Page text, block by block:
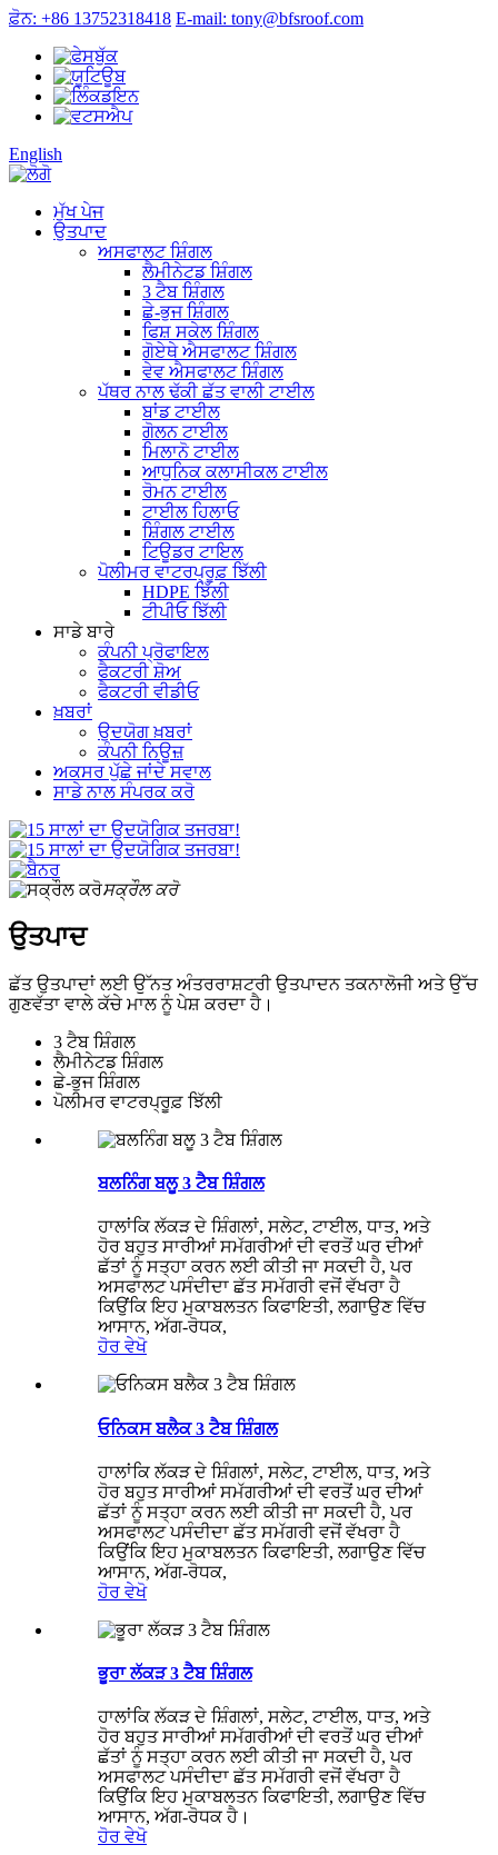
ਫ਼ੋਨ: +86 13752318418 E-mail: tony@bfsroof.com
English
ਮੁੱਖ ਪੇਜ
ਉਤਪਾਦ
ਅਸਫਾਲਟ ਸ਼ਿੰਗਲ
ਲੈਮੀਨੇਟਡ ਸ਼ਿੰਗਲ
3 ਟੈਬ ਸ਼ਿੰਗਲ
ਛੇ-ਭੁਜ ਸ਼ਿੰਗਲ
ਫਿਸ਼ ਸਕੇਲ ਸ਼ਿੰਗਲ
ਗੋਏਥੇ ਐਸਫਾਲਟ ਸ਼ਿੰਗਲ
ਵੇਵ ਐਸਫਾਲਟ ਸ਼ਿੰਗਲ
ਪੱਥਰ ਨਾਲ ਢੱਕੀ ਛੱਤ ਵਾਲੀ ਟਾਈਲ
ਬਾਂਡ ਟਾਈਲ
ਗੋਲਨ ਟਾਈਲ
ਮਿਲਾਨੋ ਟਾਈਲ
ਆਧੁਨਿਕ ਕਲਾਸੀਕਲ ਟਾਈਲ
ਰੋਮਨ ਟਾਈਲ
ਟਾਈਲ ਹਿਲਾਓ
ਸ਼ਿੰਗਲ ਟਾਈਲ
ਟਿਊਡਰ ਟਾਇਲ
ਪੋਲੀਮਰ ਵਾਟਰਪ੍ਰੂਫ਼ ਝਿੱਲੀ
HDPE ਝਿੱਲੀ
ਟੀਪੀਓ ਝਿੱਲੀ
ਸਾਡੇ ਬਾਰੇ
ਕੰਪਨੀ ਪ੍ਰੋਫਾਇਲ
ਫੈਕਟਰੀ ਸ਼ੋਅ
ਫੈਕਟਰੀ ਵੀਡੀਓ
ਖ਼ਬਰਾਂ
ਉਦਯੋਗ ਖ਼ਬਰਾਂ
ਕੰਪਨੀ ਨਿਊਜ਼
ਅਕਸਰ ਪੁੱਛੇ ਜਾਂਦੇ ਸਵਾਲ
ਸਾਡੇ ਨਾਲ ਸੰਪਰਕ ਕਰੋ
ਸਕ੍ਰੌਲ ਕਰੋ
ਉਤਪਾਦ
ਛੱਤ ਉਤਪਾਦਾਂ ਲਈ ਉੱਨਤ ਅੰਤਰਰਾਸ਼ਟਰੀ ਉਤਪਾਦਨ ਤਕਨਾਲੋਜੀ ਅਤੇ ਉੱਚ
ਗੁਣਵੱਤਾ ਵਾਲੇ ਕੱਚੇ ਮਾਲ ਨੂੰ ਪੇਸ਼ ਕਰਦਾ ਹੈ।
3 ਟੈਬ ਸ਼ਿੰਗਲ
ਲੈਮੀਨੇਟਡ ਸ਼ਿੰਗਲ
ਛੇ-ਭੁਜ ਸ਼ਿੰਗਲ
ਪੋਲੀਮਰ ਵਾਟਰਪ੍ਰੂਫ਼ ਝਿੱਲੀ
ਬਲਨਿੰਗ ਬਲੂ 3 ਟੈਬ ਸ਼ਿੰਗਲ
ਹਾਲਾਂਕਿ ਲੱਕੜ ਦੇ ਸ਼ਿੰਗਲਾਂ, ਸਲੇਟ, ਟਾਈਲ, ਧਾਤ, ਅਤੇ
ਹੋਰ ਬਹੁਤ ਸਾਰੀਆਂ ਸਮੱਗਰੀਆਂ ਦੀ ਵਰਤੋਂ ਘਰ ਦੀਆਂ
ਛੱਤਾਂ ਨੂੰ ਸਤ੍ਹਾ ਕਰਨ ਲਈ ਕੀਤੀ ਜਾ ਸਕਦੀ ਹੈ, ਪਰ
ਅਸਫਾਲਟ ਪਸੰਦੀਦਾ ਛੱਤ ਸਮੱਗਰੀ ਵਜੋਂ ਵੱਖਰਾ ਹੈ
ਕਿਉਂਕਿ ਇਹ ਮੁਕਾਬਲਤਨ ਕਿਫਾਇਤੀ, ਲਗਾਉਣ ਵਿੱਚ
ਆਸਾਨ, ਅੱਗ-ਰੋਧਕ,
ਹੋਰ ਵੇਖੋ
ਓਨਿਕਸ ਬਲੈਕ 3 ਟੈਬ ਸ਼ਿੰਗਲ
ਹਾਲਾਂਕਿ ਲੱਕੜ ਦੇ ਸ਼ਿੰਗਲਾਂ, ਸਲੇਟ, ਟਾਈਲ, ਧਾਤ, ਅਤੇ
ਹੋਰ ਬਹੁਤ ਸਾਰੀਆਂ ਸਮੱਗਰੀਆਂ ਦੀ ਵਰਤੋਂ ਘਰ ਦੀਆਂ
ਛੱਤਾਂ ਨੂੰ ਸਤ੍ਹਾ ਕਰਨ ਲਈ ਕੀਤੀ ਜਾ ਸਕਦੀ ਹੈ, ਪਰ
ਅਸਫਾਲਟ ਪਸੰਦੀਦਾ ਛੱਤ ਸਮੱਗਰੀ ਵਜੋਂ ਵੱਖਰਾ ਹੈ
ਕਿਉਂਕਿ ਇਹ ਮੁਕਾਬਲਤਨ ਕਿਫਾਇਤੀ, ਲਗਾਉਣ ਵਿੱਚ
ਆਸਾਨ, ਅੱਗ-ਰੋਧਕ,
ਹੋਰ ਵੇਖੋ
ਭੂਰਾ ਲੱਕੜ 3 ਟੈਬ ਸ਼ਿੰਗਲ
ਹਾਲਾਂਕਿ ਲੱਕੜ ਦੇ ਸ਼ਿੰਗਲਾਂ, ਸਲੇਟ, ਟਾਈਲ, ਧਾਤ, ਅਤੇ
ਹੋਰ ਬਹੁਤ ਸਾਰੀਆਂ ਸਮੱਗਰੀਆਂ ਦੀ ਵਰਤੋਂ ਘਰ ਦੀਆਂ
ਛੱਤਾਂ ਨੂੰ ਸਤ੍ਹਾ ਕਰਨ ਲਈ ਕੀਤੀ ਜਾ ਸਕਦੀ ਹੈ, ਪਰ
ਅਸਫਾਲਟ ਪਸੰਦੀਦਾ ਛੱਤ ਸਮੱਗਰੀ ਵਜੋਂ ਵੱਖਰਾ ਹੈ
ਕਿਉਂਕਿ ਇਹ ਮੁਕਾਬਲਤਨ ਕਿਫਾਇਤੀ, ਲਗਾਉਣ ਵਿੱਚ
ਆਸਾਨ, ਅੱਗ-ਰੋਧਕ ਹੈ।
ਹੋਰ ਵੇਖੋ